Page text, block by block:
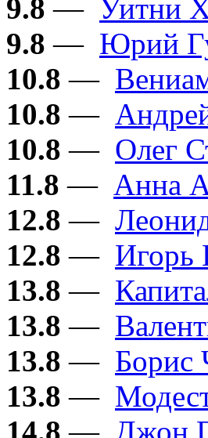
9.8 — Уитни
9.8 — Юрий
10.8 —
10.8 —
10.8 — Олег
11.8 — Анна
12.8 —
12.8 — Игорь
13.8 —
13.8 —
13.8 — Борис
13.8 —